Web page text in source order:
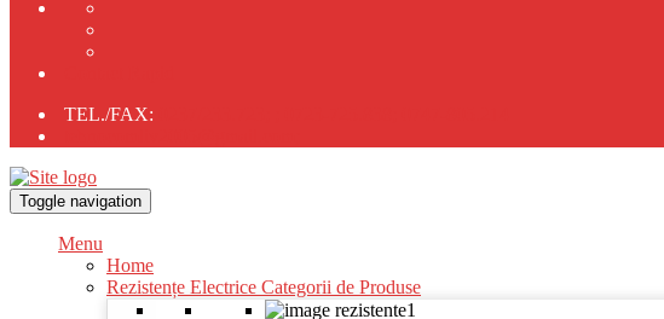
TEL./FAX:
Toggle navigation
Menu
Home
Rezistențe Electrice Categorii de Produse